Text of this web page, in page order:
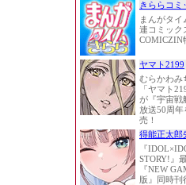
きららコミ
まんがタイ
連コミック
COMICZIN
ヤマト2199
むらかわみ
「ヤマト
が『宇宙戦
放送50周
売！
得能正太郎
『
STORY!』
『NEW
版』同時刊